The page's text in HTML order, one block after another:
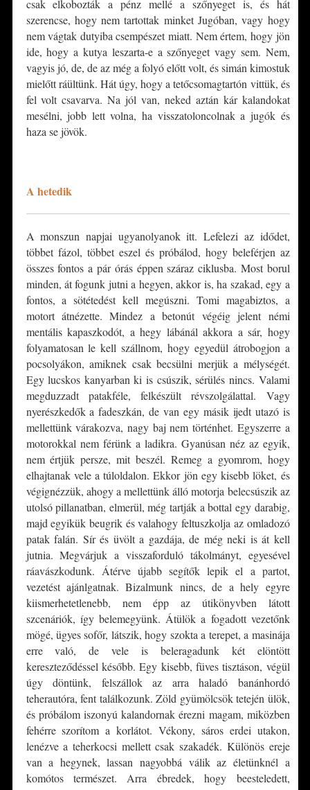
csak elkobozták a pénz mellé a szőnyeget is, és hát
szerencse, hogy nem tartottak minket Jugóban, vagy hogy
nem vágtak dutyiba csempészet miatt. Nem értem, hogy jön
ide, hogy a kutya leszarta-e a szőnyeget vagy sem. Nem,
vagyis jó, de, de az még a folyó előtt volt, és simán kimostuk
mielőtt ráültünk. Hát úgy, hogy a tetőcsomagtartón vittük, és
fel volt csavarva. Na jól van, neked aztán kár kalandokat
mesélni, jobb lett volna, ha visszatoloncolnak a jugók és
haza se jövök.
A hetedik
A monszun napjai ugyanolyanok itt. Lefelezi az idődet,
többet fázol, többet eszel és próbálod, hogy beleférjen az
összes fontos a pár órás éppen száraz ciklusba. Most borul
minden, át fogunk jutni a hegyen, akkor is, ha szakad, egy a
fontos, a sötétedést kell megúszni. Tomi magabiztos, a
motort átnézette. Mindez a betonút végéig jelent némi
mentális kapaszkodót, a hegy lábánál akkora a sár, hogy
folyamatosan le kell szállnom, hogy egyedül átrobogjon a
pocsolyákon, amiknek csak becsülni merjük a mélységét.
Egy lucskos kanyarban ki is csúszik, sérülés nincs. Valami
megduzzadt patakféle, felkészült révszolgálattal. Vagy
nyerészkedők a fadeszkán, de van egy másik ijedt utazó is
mellettünk várakozva, nagy baj nem történhet. Egyszerre a
motorokkal nem férünk a ladikra. Gyanúsan néz az egyik,
nem értjük persze, mit beszél. Remeg a gyomrom, hogy
elhajtanak vele a túloldalon. Ekkor jön egy kisebb löket, és
végignézzük, ahogy a mellettünk álló motorja belecsúszik az
utolsó pillanatban, elmerül, még tartják a bottal egy darabig,
majd egyikük beugrik és valahogy feltuszkolja az omladozó
patak falán. Sír és üvölt a gazdája, de még neki is át kell
jutnia. Megvárjuk a visszaforduló tákolmányt, egyesével
ráavászkodunk. Átérve újabb segítők lepik el a partot,
vezetést ajánlgatnak. Bizalmunk nincs, de a hely egyre
kiismerhetetlenebb, nem épp az útikönyvben látott
szcenáriók, így belemegyünk. Átülök a fogadott vezetőnk
mögé, ügyes sofőr, látszik, hogy szokta a terepet, a masinája
erre való, de vele is beleragadunk két elöntött
kereszteződéssel később. Egy kisebb, füves tisztáson, végül
úgy döntünk, felszállok az arra haladó banánhordó
teherautóra, fent találkozunk. Zöld gyümölcsök tetején ülök,
és próbálom iszonyú kalandornak érezni magam, miközben
fehérre szorítom a korlátot. Vékony, sáros erdei utakon,
lenézve a teherkocsi mellett csak szakadék. Különös ereje
van a hegynek, lassan nagyobbá válik az életünknél a
komótos természet. Arra ébredek, hogy beesteledett,